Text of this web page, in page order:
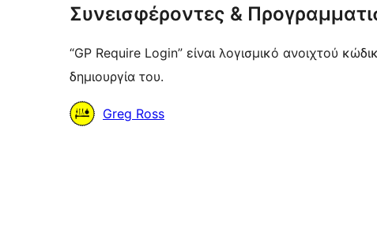
Συνεισφέροντες &
“GP Require Login” είναι λογισμικό ανοιχτού
δημιουργία του.
Συντελεστές
Greg Ross